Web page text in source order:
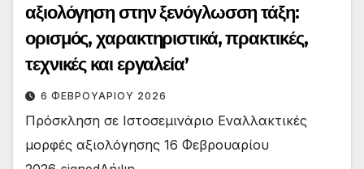
αξιολόγηση στην ξενόγλωσση τάξη:
ορισμός, χαρακτηριστικά, πρακτικές,
τεχνικές και εργαλεία’
6 ΦΕΒΡΟΥΑΡΊΟΥ 2026
Πρόσκληση σε Ιστοσεμινάριο Εναλλακτικές
μορφές αξιολόγησης 16 Φεβρουαρίου